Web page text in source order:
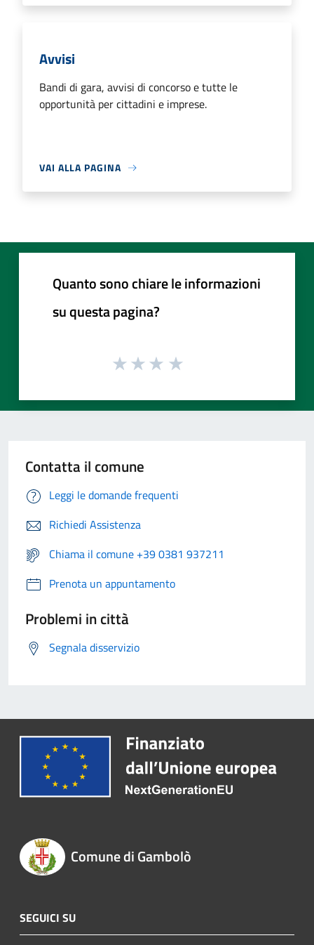
Avvisi
Bandi di gara, avvisi di concorso e tutte le
opportunità per cittadini e imprese.
VAI ALLA PAGINA
Quanto sono chiare le informazioni
su questa pagina?
Contatta il comune
Leggi le domande frequenti
Richiedi Assistenza
Chiama il comune +39 0381 937211
Prenota un appuntamento
Problemi in città
Segnala disservizio
Comune di Gambolò
SEGUICI SU